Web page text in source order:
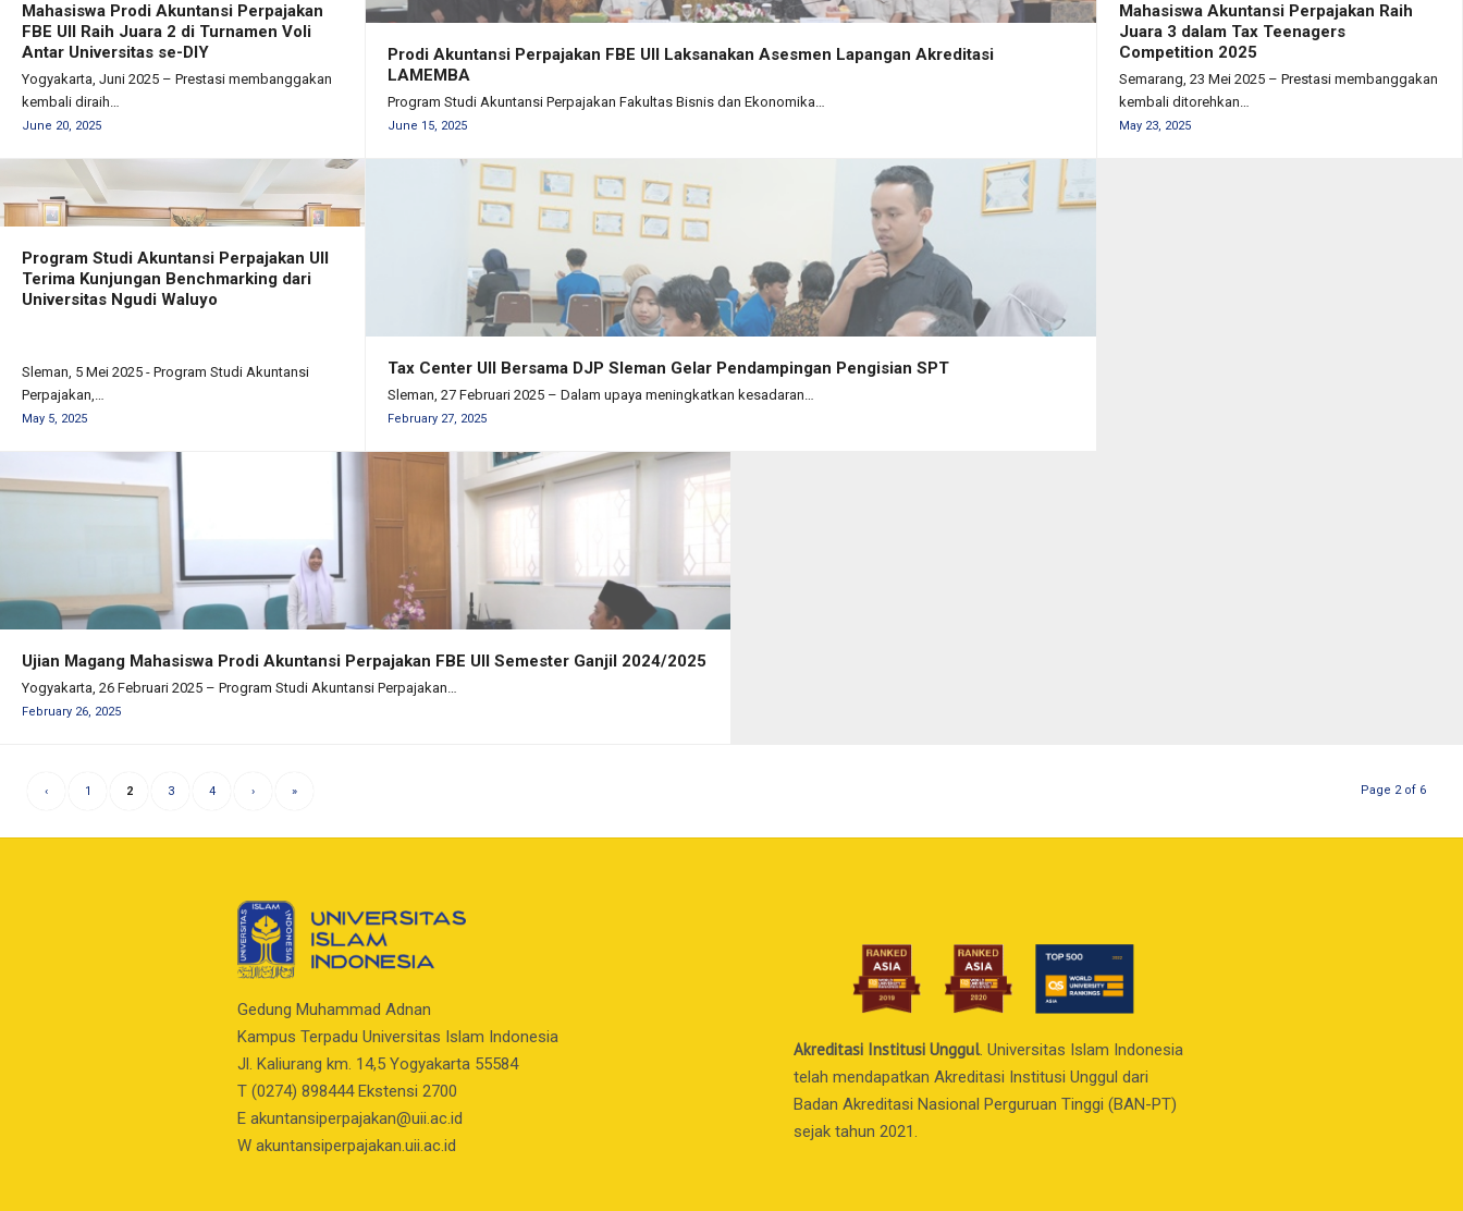
Mahasiswa Prodi Akuntansi Perpajakan
FBE UII Raih Juara 2 di Turnamen Voli
Antar Universitas se-DIY
Yogyakarta, Juni 2025 – Prestasi membanggakan
kembali diraih…
June 20, 2025
Prodi Akuntansi Perpajakan FBE UII Laksanakan Asesmen Lapangan Akreditasi
LAMEMBA
Program Studi Akuntansi Perpajakan Fakultas Bisnis dan Ekonomika…
June 15, 2025
Mahasiswa Akuntansi Perpajakan Raih
Juara 3 dalam Tax Teenagers
Competition 2025
Semarang, 23 Mei 2025 – Prestasi membanggakan
kembali ditorehkan…
May 23, 2025
Program Studi Akuntansi Perpajakan UII
Terima Kunjungan Benchmarking dari
Universitas Ngudi Waluyo
Sleman, 5 Mei 2025 - Program Studi Akuntansi
Perpajakan,…
May 5, 2025
Tax Center UII Bersama DJP Sleman Gelar Pendampingan Pengisian SPT
Sleman, 27 Februari 2025 – Dalam upaya meningkatkan kesadaran…
February 27, 2025
Ujian Magang Mahasiswa Prodi Akuntansi Perpajakan FBE UII Semester Ganjil 2024/2025
Yogyakarta, 26 Februari 2025 – Program Studi Akuntansi Perpajakan…
February 26, 2025
Page 2 of 6
‹ 1 2 3 4 › »
Gedung Muhammad Adnan
Kampus Terpadu Universitas Islam Indonesia
Jl. Kaliurang km. 14,5 Yogyakarta 55584
T (0274) 898444 Ekstensi 2700
E akuntansiperpajakan@uii.ac.id
W akuntansiperpajakan.uii.ac.id
Akreditasi Institusi Unggul. Universitas Islam Indonesia
telah mendapatkan Akreditasi Institusi Unggul dari
Badan Akreditasi Nasional Perguruan Tinggi (BAN-PT)
sejak tahun 2021.